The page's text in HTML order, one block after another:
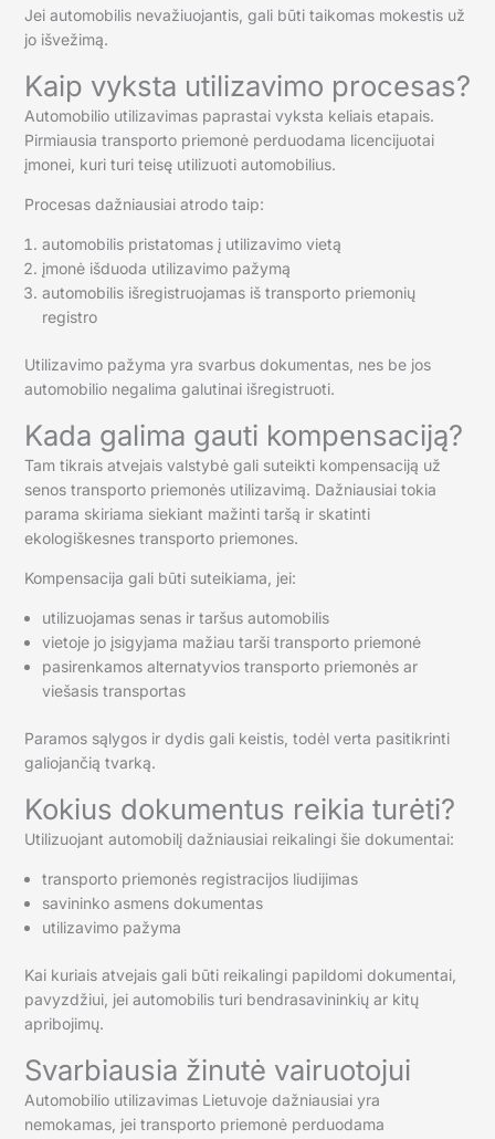
Jei automobilis nevažiuojantis, gali būti taikomas mokestis už
jo išvežimą.
Kaip vyksta utilizavimo procesas?
Automobilio utilizavimas paprastai vyksta keliais etapais.
Pirmiausia transporto priemonė perduodama licencijuotai
įmonei, kuri turi teisę utilizuoti automobilius.
Procesas dažniausiai atrodo taip:
automobilis pristatomas į utilizavimo vietą
įmonė išduoda utilizavimo pažymą
automobilis išregistruojamas iš transporto priemonių
registro
Utilizavimo pažyma yra svarbus dokumentas, nes be jos
automobilio negalima galutinai išregistruoti.
Kada galima gauti kompensaciją?
Tam tikrais atvejais valstybė gali suteikti kompensaciją už
senos transporto priemonės utilizavimą. Dažniausiai tokia
parama skiriama siekiant mažinti taršą ir skatinti
ekologiškesnes transporto priemones.
Kompensacija gali būti suteikiama, jei:
utilizuojamas senas ir taršus automobilis
vietoje jo įsigyjama mažiau tarši transporto priemonė
pasirenkamos alternatyvios transporto priemonės ar
viešasis transportas
Paramos sąlygos ir dydis gali keistis, todėl verta pasitikrinti
galiojančią tvarką.
Kokius dokumentus reikia turėti?
Utilizuojant automobilį dažniausiai reikalingi šie dokumentai:
transporto priemonės registracijos liudijimas
savininko asmens dokumentas
utilizavimo pažyma
Kai kuriais atvejais gali būti reikalingi papildomi dokumentai,
pavyzdžiui, jei automobilis turi bendrasavininkių ar kitų
apribojimų.
Svarbiausia žinutė vairuotojui
Automobilio utilizavimas Lietuvoje dažniausiai yra
nemokamas, jei transporto priemonė perduodama